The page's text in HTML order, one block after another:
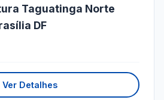
Taguatinga Norte
DF
Ver Detalhes